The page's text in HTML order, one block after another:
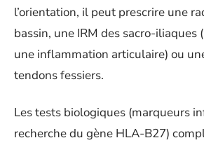
l’orientation, il peut prescrire une
bassin, une IRM des sacro-iliaques
une inflammation articulaire) ou
tendons fessiers.
Les tests biologiques (marqueurs
recherche du gène HLA-B27)